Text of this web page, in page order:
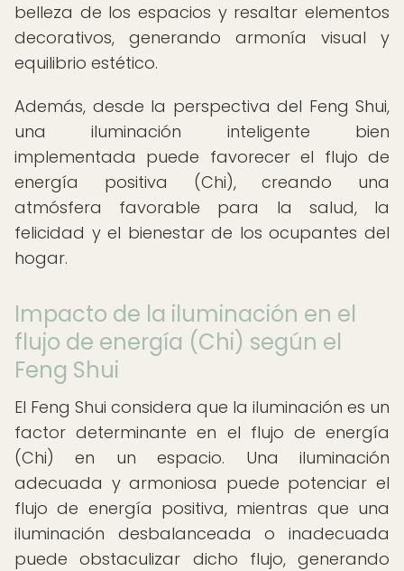
belleza de los espacios y resaltar elementos
decorativos, generando armonía visual y
equilibrio estético.
Además, desde la perspectiva del Feng Shui,
una iluminación inteligente bien
implementada puede favorecer el flujo de
energía positiva (Chi), creando una
atmósfera favorable para la salud, la
felicidad y el bienestar de los ocupantes del
hogar.
Impacto de la iluminación en el
flujo de energía (Chi) según el
Feng Shui
El Feng Shui considera que la iluminación es un
factor determinante en el flujo de energía
(Chi) en un espacio. Una iluminación
adecuada y armoniosa puede potenciar el
flujo de energía positiva, mientras que una
iluminación desbalanceada o inadecuada
puede obstaculizar dicho flujo, generando